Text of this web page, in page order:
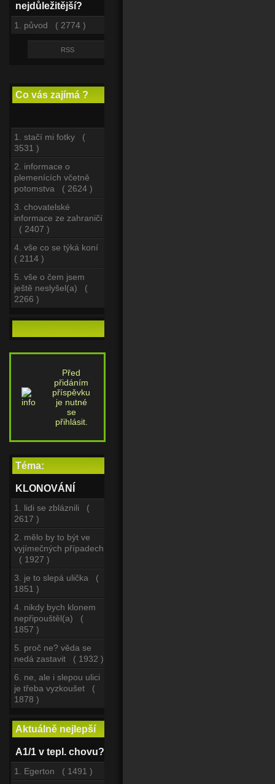
nejdůležitější?
1. původ ( 2774 )
RSS
Co vás zajímá ?
1. stačí mi fotky (
3531 )
2. informace o
plemenících včetně
potomstva ( 2624 )
3. chovatelské
informace ze zahraničí
( 2407 )
4. vše co se týká koní
( 2114 )
5. vše o čem jsem
ještě neslyšel(a) (
2266 )
Před
přidáním
příspěvku
je nutné
se
přihlásit.
Téma:
KLONOVÁNÍ
1. lidi se zbláznili (
2617 )
2. mělo by to být ve
vyjímečných případech
( 1927 )
3. je to slepá ulička (
1851 )
4. nikdy bych klonem
nepřipouštěl(a) (
1857 )
5. proč ne? věda se
nedá zastavit ( 1932 )
6. ne, ale i slepou ulici
je třeba vyzkoušet (
1878 )
Aktuálně nejlepší
A1/1 v tepl. chovu?
1. Egerton ( 1491 )